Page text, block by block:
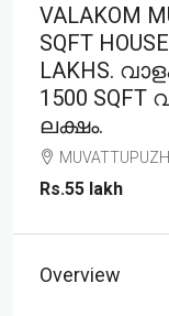
VALAKOM
SQFT
LAKHS.
1500 SQFT
ലക്ഷം.
Rs.55 lakh
Overview